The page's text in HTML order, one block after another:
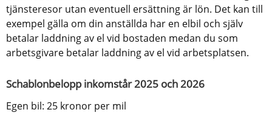
tjänsteresor utan eventuell ersättning är lön. Det kan till
exempel gälla om din anställda har en elbil och själv
betalar laddning av el vid bostaden medan du som
arbetsgivare betalar laddning av el vid arbetsplatsen.
Schablonbelopp inkomstår 2025 och 2026
Egen bil: 25 kronor per mil